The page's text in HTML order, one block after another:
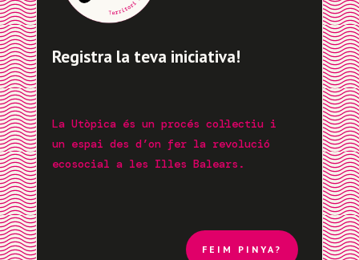
Registra la teva iniciativa!
La Utòpica és un procés col·lectiu i
un espai des d’on fer la revolució
ecosocial a les Illes Balears.
FEIM PINYA?